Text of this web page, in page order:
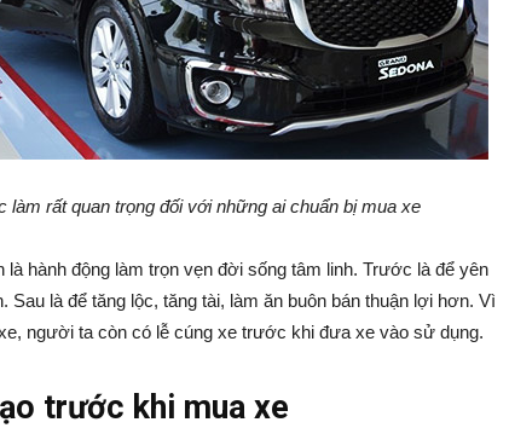
làm rất quan trọng đối với những ai chuẩn bị mua xe
hành động làm trọn vẹn đời sống tâm linh. Trước là để yên
là để tăng lộc, tăng tài, làm ăn buôn bán thuận lợi hơn. Vì
người ta còn có lễ cúng xe trước khi đưa xe vào sử dụng.
trước khi mua xe